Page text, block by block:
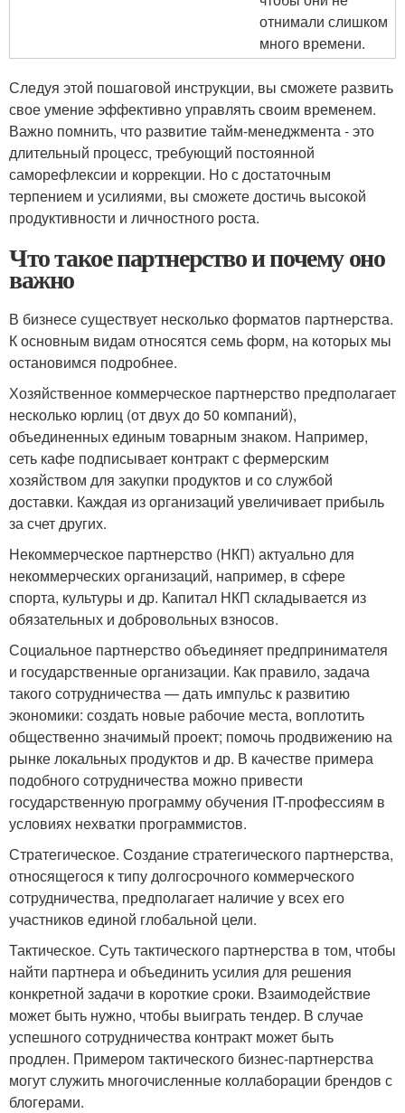
отнимали слишком
много времени.
Следуя этой пошаговой инструкции, вы сможете развить
свое умение эффективно управлять своим временем.
Важно помнить, что развитие тайм-менеджмента - это
длительный процесс, требующий постоянной
саморефлексии и коррекции. Но с достаточным
терпением и усилиями, вы сможете достичь высокой
продуктивности и личностного роста.
Что такое партнерство и почему оно
важно
В бизнесе существует несколько форматов партнерства.
К основным видам относятся семь форм, на которых мы
остановимся подробнее.
Хозяйственное коммерческое партнерство предполагает
несколько юрлиц (от двух до 50 компаний),
объединенных единым товарным знаком. Например,
сеть кафе подписывает контракт с фермерским
хозяйством для закупки продуктов и со службой
доставки. Каждая из организаций увеличивает прибыль
за счет других.
Некоммерческое партнерство (НКП) актуально для
некоммерческих организаций, например, в сфере
спорта, культуры и др. Капитал НКП складывается из
обязательных и добровольных взносов.
Социальное партнерство объединяет предпринимателя
и государственные организации. Как правило, задача
такого сотрудничества — дать импульс к развитию
экономики: создать новые рабочие места, воплотить
общественно значимый проект; помочь продвижению на
рынке локальных продуктов и др. В качестве примера
подобного сотрудничества можно привести
государственную программу обучения IT-профессиям в
условиях нехватки программистов.
Стратегическое. Создание стратегического партнерства,
относящегося к типу долгосрочного коммерческого
сотрудничества, предполагает наличие у всех его
участников единой глобальной цели.
Тактическое. Суть тактического партнерства в том, чтобы
найти партнера и объединить усилия для решения
конкретной задачи в короткие сроки. Взаимодействие
может быть нужно, чтобы выиграть тендер. В случае
успешного сотрудничества контракт может быть
продлен. Примером тактического бизнес-партнерства
могут служить многочисленные коллаборации брендов с
блогерами.